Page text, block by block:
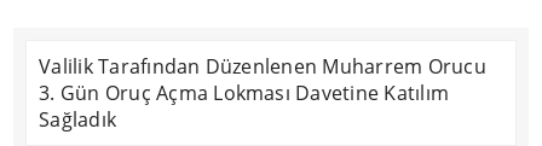
Valilik Tarafından Düzenlenen Muharrem Orucu
3. Gün Oruç Açma Lokması Davetine Katılım
Sağladık